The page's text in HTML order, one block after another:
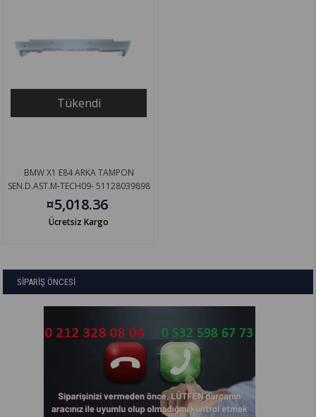
Tükendi
BMW X1 E84 ARKA TAMPON
SEN.D.AST.M-TECH09- 51128039898
¤5,018.36
Ücretsiz Kargo
SİPARİŞ ÖNCESİ